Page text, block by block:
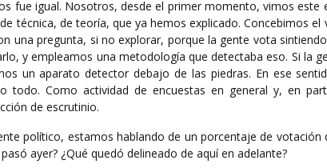
fue igual. Nosotros, desde el primer momento, vimos este
técnica, de teoría, que ya hemos explicado. Concebimos
una pregunta, si no explorar, porque la gente vota
y empleamos una metodología que detectaba eso. Si la
un aparato detector debajo de las piedras. En ese
todo. Como actividad de encuestas en general y, en
de escrutinio.
político, estamos hablando de un porcentaje de votación
ayer? ¿Qué quedó delineado de aquí en adelante?